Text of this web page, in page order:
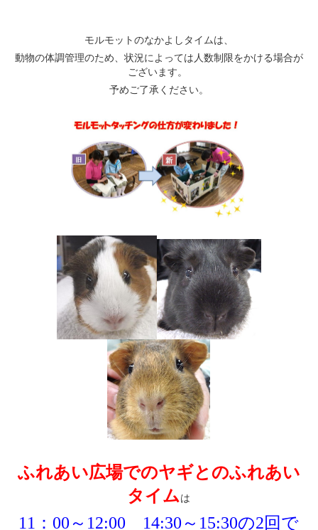
モルモットのなかよしタイムは、
動物の体調管理のため、状況によっては人数制限をかける場合が
ございます。
予めご了承ください。
ふれあい広場でのヤギとのふれあい
タイムは
11：00～12:00 14:30～15:30の2回で